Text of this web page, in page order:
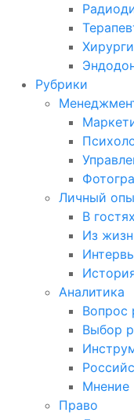
Рубрики
Личный
В гостях
Из
Аналитика
Вопрос
Выбор
Мнение
Право